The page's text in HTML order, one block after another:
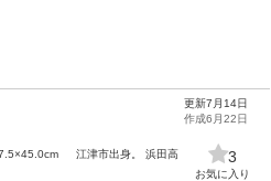
江津市出身。 浜田高
更新7月14日
作成6月22日
3
お気に入り